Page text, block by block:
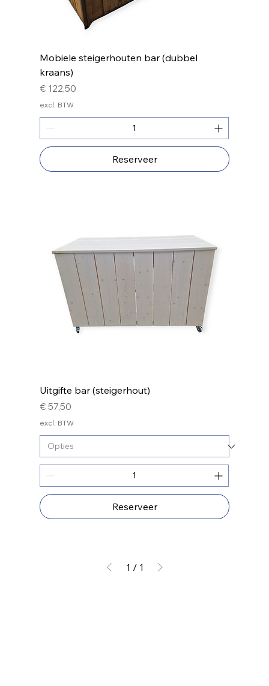
Mobiele steigerhouten bar (dubbel
kraans)
Prijs
€ 122,50
excl. BTW
Reserveer
Uitgifte bar (steigerhout)
Prijs
€ 57,50
excl. BTW
Reserveer
1 / 1